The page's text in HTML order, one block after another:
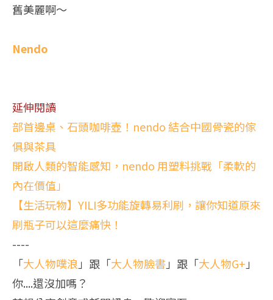
舊美麗啊～
Nendo
延伸閱讀
部首邊桌、石頭咖啡壺！nendo 結合中國骨瓷的傢
俱與茶具
開啟人類的智能感知，nendo 用塑料挑戰「柔軟的
內在價值」
【生活玩物】YILI多功能旋轉易利刷，讓你知道原來
刷瓶子可以這麼痛快！
----
「大人物噗浪 」跟「大人物臉書」跟「大人物G+ 」
你....還沒加嗎？